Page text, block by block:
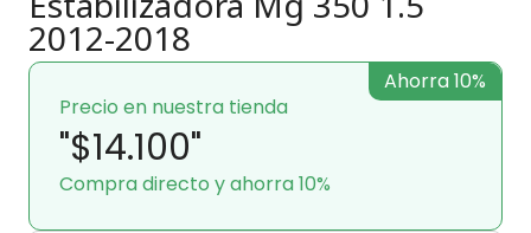
2012-2018
Precio en nuestra tienda
"$14.100"
Compra directo y ahorra 10%
Ahorra 10%